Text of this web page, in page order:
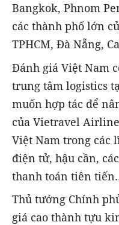
Bangkok, Phnom
các thành phố lớn
TPHCM, Đà Nẵng,
Đánh giá Việt Nam
trung tâm logistics
muốn hợp tác để
của Vietravel
Việt Nam trong các
điện tử, hậu cần,
thanh toán tiên
Thủ tướng Chính
giá cao thành tựu